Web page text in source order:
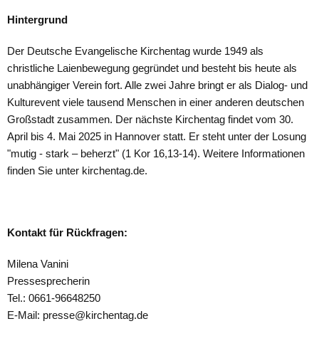
Hintergrund
Der Deutsche Evangelische Kirchentag wurde 1949 als
christliche Laienbewegung gegründet und besteht bis heute als
unabhängiger Verein fort. Alle zwei Jahre bringt er als Dialog- und
Kulturevent viele tausend Menschen in einer anderen deutschen
Großstadt zusammen. Der nächste Kirchentag findet vom 30.
April bis 4. Mai 2025 in Hannover statt. Er steht unter der Losung
"mutig - stark – beherzt" (1 Kor 16,13-14). Weitere Informationen
finden Sie unter kirchentag.de.
Kontakt für Rückfragen:
Milena Vanini
Pressesprecherin
Tel.: 0661-96648250
E-Mail: presse@kirchentag.de